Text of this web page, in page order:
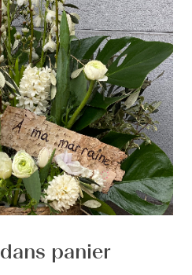
panier